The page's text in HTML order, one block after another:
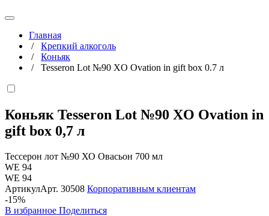
Главная
/ Крепкий алкоголь
/ Коньяк
/ Tesseron Lot №90 XO Ovation in gift box 0.7 л
Коньяк Tesseron Lot №90 XO Ovation in
gift box 0,7 л
Тессерон лот №90 ХО Овасьон 700 мл
WE 94
WE 94
АртикулАрт. 30508 Корпоративным клиентам
-15%
В избранное Поделиться